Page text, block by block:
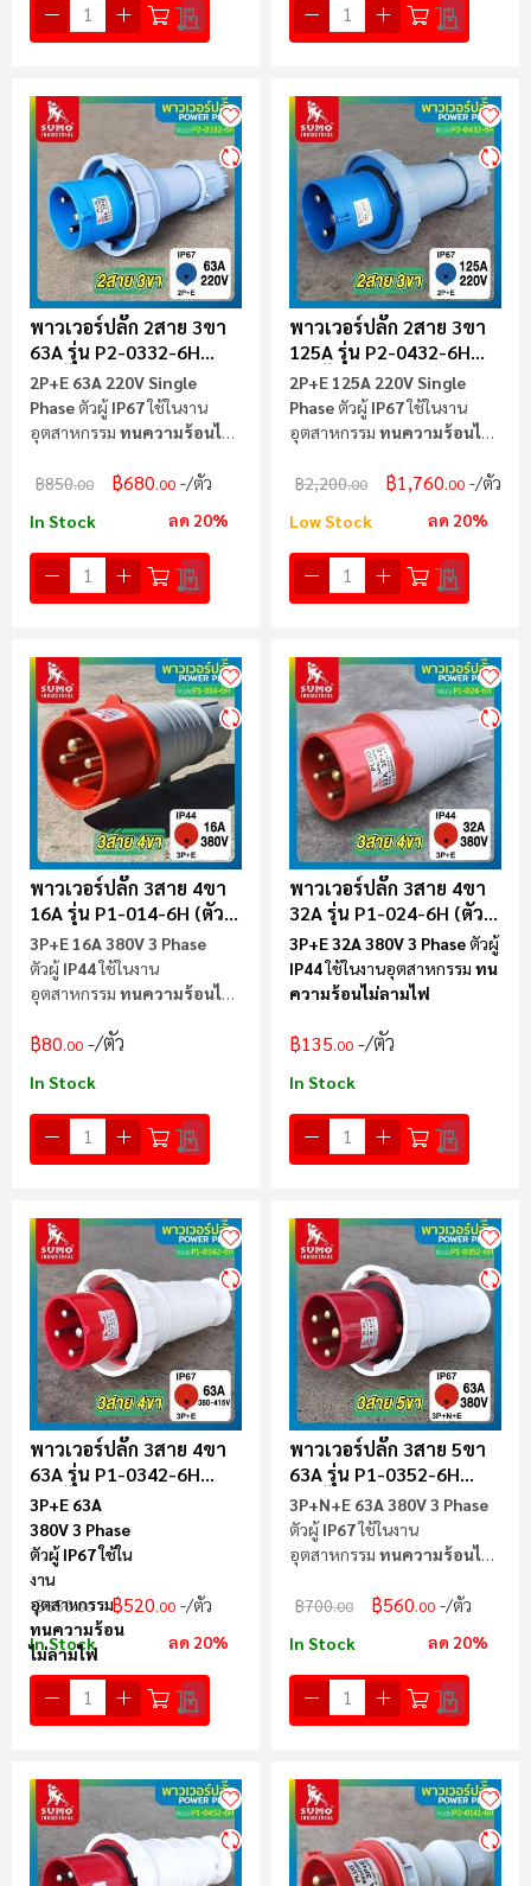
พาวเวอร์ปลั๊ก 2สาย 3ขา
63A รุ่น P2-0332-6H
(ตัวผู้) SUMO
2P+E 63A 220V Single
Phaseตัวผู้IP67ใช้ในงาน
อุตสาหกรรม ทนความร้อนไม่
฿850.00 ฿680.00 /ตัว
In Stock ลด 20%
พาวเวอร์ปลั๊ก 2สาย 3ขา
125A รุ่น P2-0432-6H
(ตัวผู้) SUMO
2P+E 125A 220V Single
Phaseตัวผู้IP67ใช้ในงาน
อุตสาหกรรม ทนความร้อนไม่
฿2,200.00 ฿1,760.00 /ตัว
Low Stock ลด 20%
พาวเวอร์ปลั๊ก 3สาย 4ขา
16A รุ่น P1-014-6H (ตัวผู้)
SUMO
3P+E 16A 380V 3 Phase
ตัวผู้IP44ใช้ในงาน
อุตสาหกรรม ทนความร้อนไม่
฿80.00 /ตัว
In Stock
พาวเวอร์ปลั๊ก 3สาย 4ขา
32A รุ่น P1-024-6H (ตัวผู้)
SUMO
3P+E 32A 380V 3 Phaseตัวผู้
IP44ใช้ในงานอุตสาหกรรม ทน
ความร้อนไม่ลามไฟ
฿135.00 /ตัว
In Stock
พาวเวอร์ปลั๊ก 3สาย 4ขา
63A รุ่น P1-0342-6H
(ตัวผู้) SUMO
3P+E 63A
380V 3 Phase
ตัวผู้IP67ใช้ใน
งาน
อุตสาหกรรม
ทนความร้อน
ไม่ลามไฟ
฿650.00 ฿520.00 /ตัว
In Stock ลด 20%
พาวเวอร์ปลั๊ก 3สาย 5ขา
63A รุ่น P1-0352-6H
(ตัวผู้) SUMO
3P+N+E 63A 380V 3 Phase
ตัวผู้IP67ใช้ในงาน
อุตสาหกรรม ทนความร้อนไม่
฿700.00 ฿560.00 /ตัว
In Stock ลด 20%